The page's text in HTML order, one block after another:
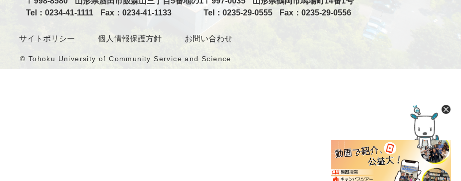
Tel：0234-41-1111
Fax：0234-41-1133
Tel：0235-29-0555
Fax：0235-29-0556
サイトポリシー 個人情報保護方針 お問い合わせ
© Tohoku University of Community Service and Science